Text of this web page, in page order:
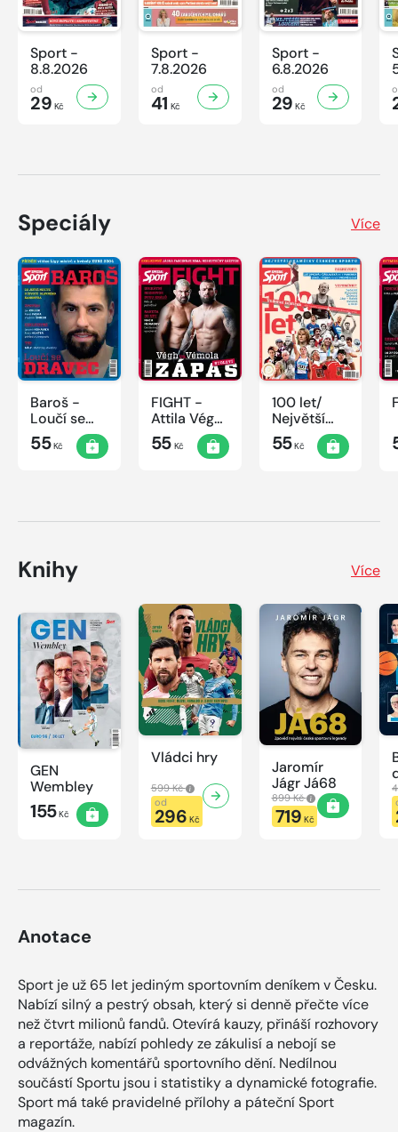
Sport -
8.8.2026
od
29 Kč
Sport -
7.8.2026
od
41 Kč
Sport -
6.8.2026
od
29 Kč
Speciály Více
Baroš -
Loučí se
dravec
55Kč
FIGHT -
Attila Végh
vs. Karlos
Vémola
55Kč
100 let/
Největší
okamžiky
českého
55Kč
Knihy Více
GEN
Wembley
155Kč
Vládci hry
599 Kč
od
296 Kč
Jaromír
Jágr Já68
899 Kč
719 Kč
Anotace
Sport je už 65 let jediným sportovním deníkem v Česku.
Nabízí silný a pestrý obsah, který si denně přečte více
než čtvrt milionů fandů. Otevírá kauzy, přináší rozhovory
a reportáže, nabízí pohledy ze zákulisí a nebojí se
odvážných komentářů sportovního dění. Nedílnou
součástí Sportu jsou i statistiky a dynamické fotografie.
Sport má také pravidelné přílohy a páteční Sport
magazín.